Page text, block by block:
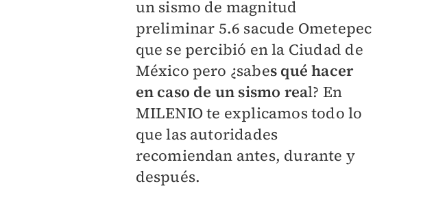
un sismo de magnitud
preliminar 5.6 sacude Ometepec
que se percibió en la Ciudad de
México pero ¿sabes qué hacer
en caso de un sismo real? En
MILENIOte explicamos todo lo
que las autoridades
recomiendan antes, durante y
después.